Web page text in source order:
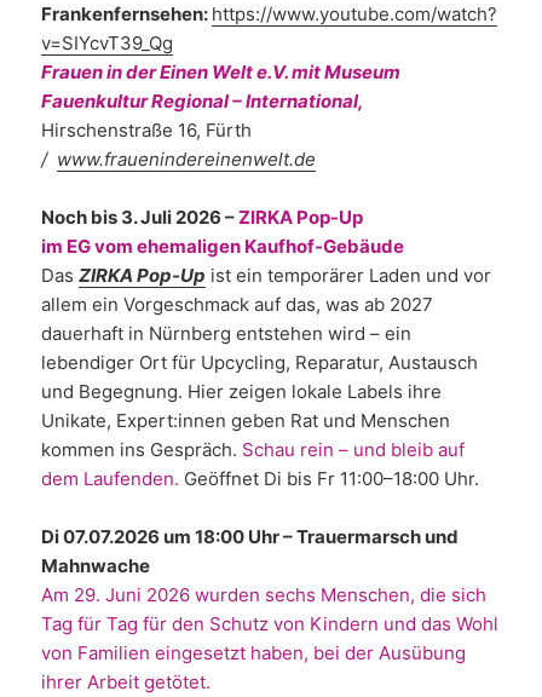
Frankenfernsehen: https://www.youtube.com/watch?
v=SIYcvT39_Qg
Frauen in der Einen Welt e.V. mit Museum
Fauenkultur Regional – International,
Hirschenstraße 16, Fürth
/ www.frauenindereinenwelt.de
Noch bis 3. Juli 2026 –ZIRKA Pop-Up
im EG vom ehemaligen Kaufhof-Gebäude
DasZIRKA Pop-Up ist ein temporärer Laden und vor
allem ein Vorgeschmack auf das, was ab 2027
dauerhaft in Nürnberg entstehen wird – ein
lebendiger Ort für Upcycling, Reparatur, Austausch
und Begegnung. Hier zeigen lokale Labels ihre
Unikate, Expert:innen geben Rat und Menschen
kommen ins Gespräch. Schau rein – und bleib auf
dem Laufenden. Geöffnet Di bis Fr 11:00–18:00 Uhr.
Di 07.07.2026 um 18:00 Uhr – Trauermarsch und
Mahnwache
Am 29. Juni 2026 wurden sechs Menschen, die sich
Tag für Tag für den Schutz von Kindern und das Wohl
von Familien eingesetzt haben, bei der Ausübung
ihrer Arbeit getötet.